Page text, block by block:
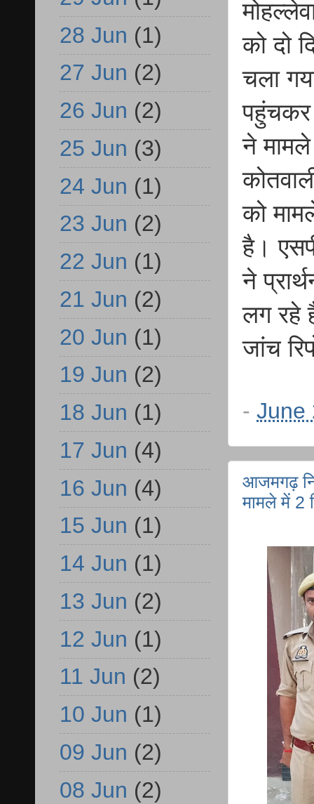
को दो
चला
पहुंचकर
ने
को
है।
ने
लग रहे
जांच
- June
आजमगढ़
मामले में 2
28 Jun (1)
27 Jun (2)
26 Jun (2)
25 Jun (3)
24 Jun (1)
23 Jun (2)
22 Jun (1)
21 Jun (2)
20 Jun (1)
19 Jun (2)
18 Jun (1)
17 Jun (4)
16 Jun (4)
15 Jun (1)
14 Jun (1)
13 Jun (2)
12 Jun (1)
11 Jun (2)
10 Jun (1)
09 Jun (2)
08 Jun (2)